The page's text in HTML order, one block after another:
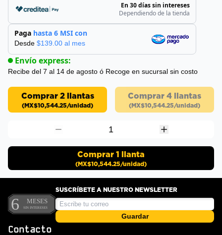
En 30 días sin intereses
Dependiendo de la tienda
Paga hasta 6 MSI con
Desde $139.00 al mes
Envío express:
Recibe del 7 al 14 de agosto ó Recoge en sucursal sin costo
Comprar 2 llantas
(MX$10,544.25/unidad)
Comprar 4 llantas
(MX$10,544.25/unidad)
1
Comprar 1 llanta
(MX$10,544.25/unidad)
SUSCRÍBETE A NUESTRO NEWSLETTER
Guardar
Contacto